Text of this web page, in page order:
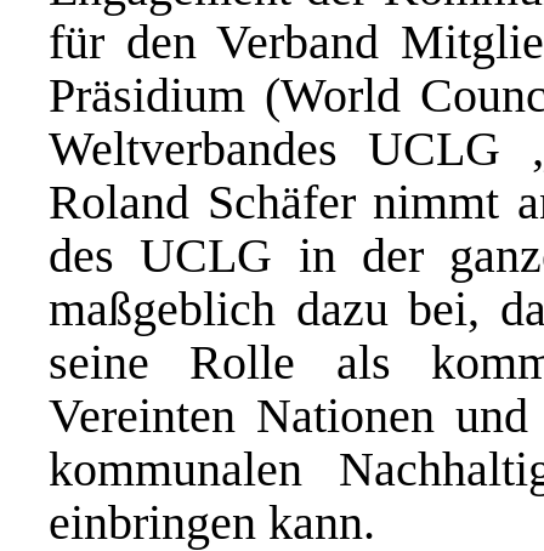
für den Verband
Präsidium (World
Weltverbandes UCLG
Roland Schäfer nimmt
des UCLG in der
maßgeblich dazu bei,
seine Rolle als
Vereinten Nationen
kommunalen
einbringen kann.